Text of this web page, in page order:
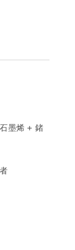
石墨烯 + 鍺